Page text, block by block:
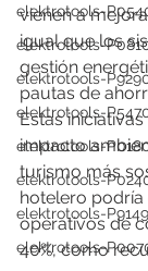
elektrotools-
elektrotools-
elektrotools-
elektrotools-
elektrotools-
elektrotools-
elektrotools-
elektrotools-
vienen a
igual que los
gestión
pautas de
Estas
impacto
turismo más
hotelero
operativos de
40%, como